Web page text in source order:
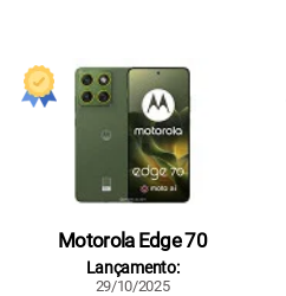
Motorola Edge 70
Lançamento:
29/10/2025